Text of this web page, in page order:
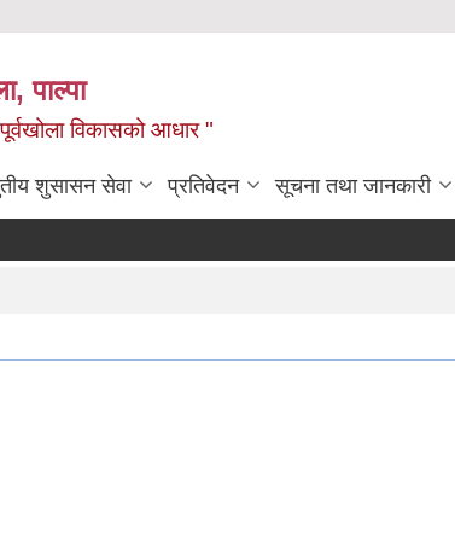
पाल्पा
विकासको आधार "
शुसासन सेवा प्रतिवेदन सूचना तथा जानकारी